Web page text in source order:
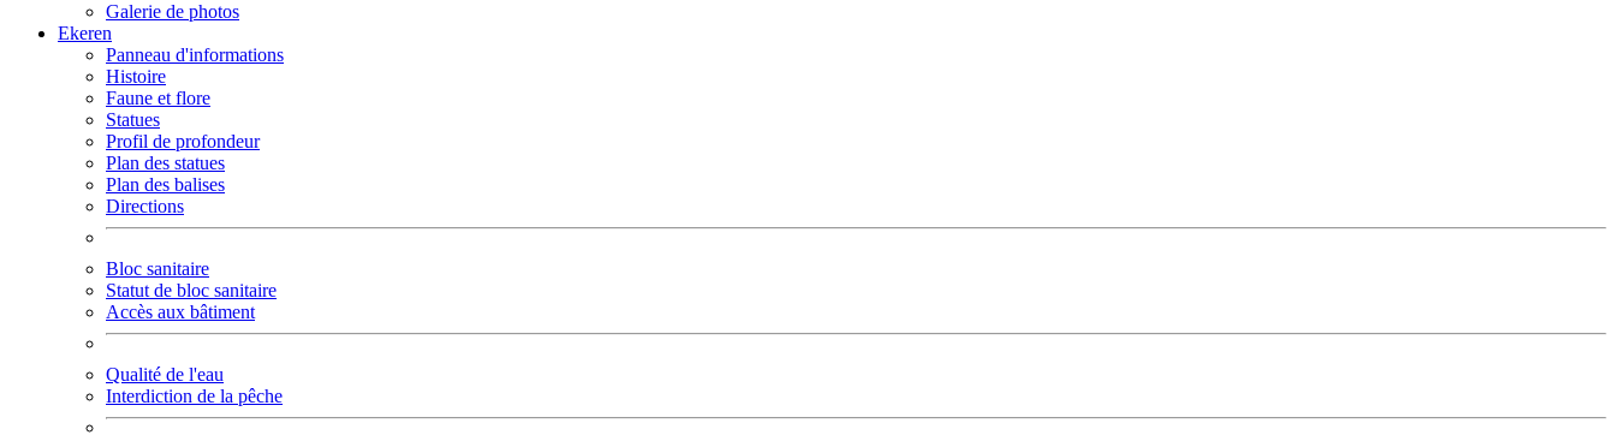
Galerie de photos
Ekeren
Panneau d'informations
Histoire
Faune et flore
Statues
Profil de profondeur
Plan des statues
Plan des balises
Directions
Bloc sanitaire
Statut de bloc sanitaire
Accès aux bâtiment
Qualité de l'eau
Interdiction de la pêche